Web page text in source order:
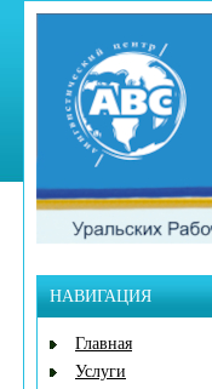
НАВИГАЦИЯ
Главная
Услуги